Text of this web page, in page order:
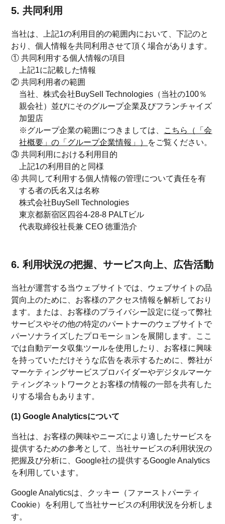
5. 共同利用
当社は、上記1の利用目的の範囲内において、下記のと
おり、個人情報を共同利用させて頂く場合があります。
① 共同利用する個人情報の項目
上記1に記載した情報
② 共同利用者の範囲
当社、株式会社BuySell Technologies（当社の100％
親会社）並びにそのグループ企業及びフランチャイズ
加盟店
※グループ企業の範囲につきましては、 こちら（「会
社概要」の「グループ企業情報」） をご覧ください。
③ 共同利用における利用目的
上記1の利用目的と同様
④ 共同して利用する個人情報の管理について責任を有
する者の氏名又は名称
株式会社BuySell Technologies
東京都新宿区四谷4-28-8 PALTビル
代表取締役社長兼 CEO 徳重浩介
6. 利用状況の把握、サービス向上、広告活動
当社が運営する当ウェブサイトでは、ウェブサイトの品
質向上のために、お客様のアクセス情報を解析しており
ます。または、お客様のプライバシー設定に従って弊社
サービスやその他の特定のパートナーのウェブサイトで
パーソナライズしたプロモーションを展開します。ここ
では自動データ収集ツールを使用したり、お客様に興味
を持っていただけそうな広告を表示するために、弊社が
マーケティングサービスプロバイダーやデジタルマーケ
ティングネットワークとお客様の情報の一部を共有した
りする場合もあります。
(1) Google Analyticsについて
当社は、お客様の興味やニーズにより適したサービスを
提供するための参考として、当社サービスの利用状況の
把握及び分析に、Google社の提供するGoogle Analytics
を利用しています。
Google Analyticsは、クッキー（ファーストパーティ
Cookie）を利用して当社サービスの利用状況を分析しま
す。